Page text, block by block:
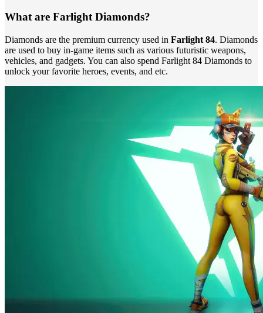
What are Farlight Diamonds?
Diamonds are the premium currency used in Farlight 84. Diamonds
are used to buy in-game items such as various futuristic weapons,
vehicles, and gadgets. You can also spend Farlight 84 Diamonds to
unlock your favorite heroes, events, and etc.